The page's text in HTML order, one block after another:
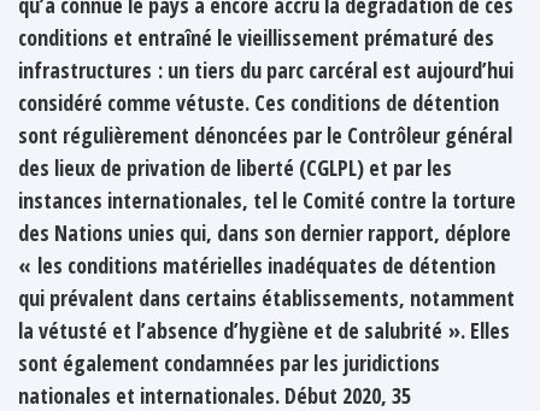
conditions et entraîné le vieillissement prématuré des
infrastructures : un tiers du parc carcéral est aujourd’hui
considéré comme vétuste. Ces conditions de détention
sont régulièrement dénoncées par le Contrôleur général
des lieux de privation de liberté (CGLPL) et par les
instances internationales, tel le Comité contre la torture
des Nations unies qui, dans son dernier rapport, déplore
« les conditions matérielles inadéquates de détention
qui prévalent dans certains établissements, notamment
la vétusté et l’absence d’hygiène et de salubrité ». Elles
sont également condamnées par les juridictions
nationales et internationales. Début 2020, 35